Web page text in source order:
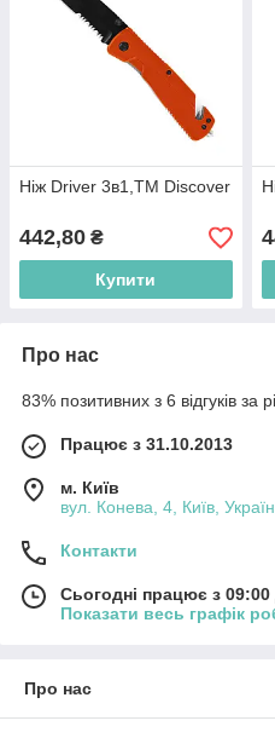
Ніж Driver 3в1,TM Discover
442,80 ₴
Купити
Про нас
83% позитивних з 6 відгуків за
Працює з 31.10.2013
м. Київ
вул. Конева, 4, Київ,
Контакти
Сьогодні працює з
Показати весь графік
Про нас